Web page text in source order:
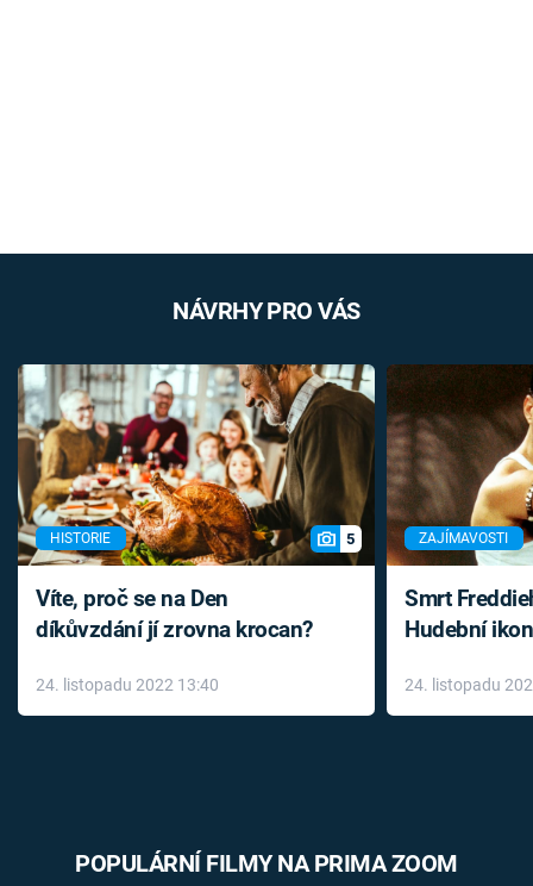
NÁVRHY PRO VÁS
HISTORIE 5
Víte, proč se na Den
díkůvzdání jí zrovna krocan?
24. listopadu 2022 13:40
ZAJÍMAVOSTI
Smrt
Hudební
léky
24. listopadu
POPULÁRNÍ FILMY NA PRIMA ZOOM